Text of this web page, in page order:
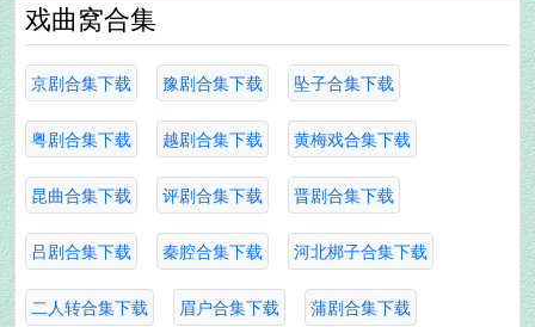
戏曲窝合集
京剧合集下载 豫剧合集下载 坠子合集下载
粤剧合集下载 越剧合集下载 黄梅戏合集下载
昆曲合集下载 评剧合集下载 晋剧合集下载
吕剧合集下载 秦腔合集下载 河北梆子合集下载
二人转合集下载 眉户合集下载 蒲剧合集下载